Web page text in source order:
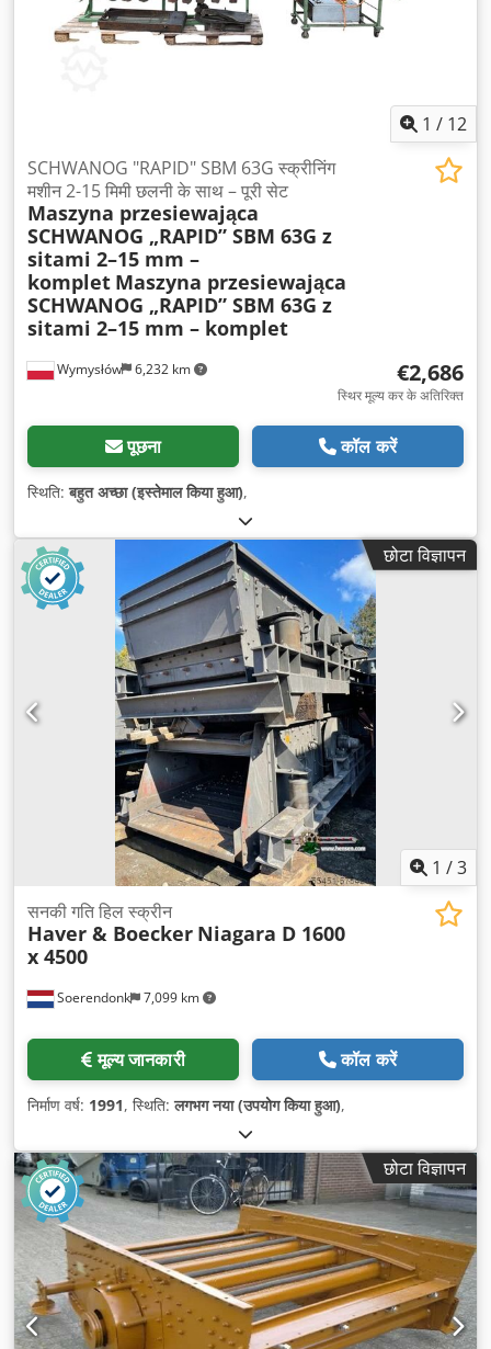
1 / 12
Wymysłów 6,232 km
SCHWANOG "RAPID" SBM 63G स्क्रीनिंग
मशीन 2-15 मिमी छलनी के साथ – पूरी सेट
Maszyna przesiewająca
SCHWANOG „RAPID” SBM 63G z
sitami 2–15 mm –
komplet Maszyna przesiewająca
SCHWANOG „RAPID” SBM 63G z
sitami 2–15 mm – komplet
€2,686
स्थिर मूल्य कर के अतिरिक्त
पूछना कॉल करें
स्थिति:बहुत अच्छा (इस्तेमाल किया हुआ),
छोटा विज्ञापन
1 /3
Soerendonk 7,099 km
सनकी गति हिल स्क्रीन
Haver & Boecker Niagara D 1600
x 4500
मूल्य जानकारी कॉल करें
निर्माण वर्ष: 1991, स्थिति:लगभग नया (उपयोग किया हुआ),
छोटा विज्ञापन